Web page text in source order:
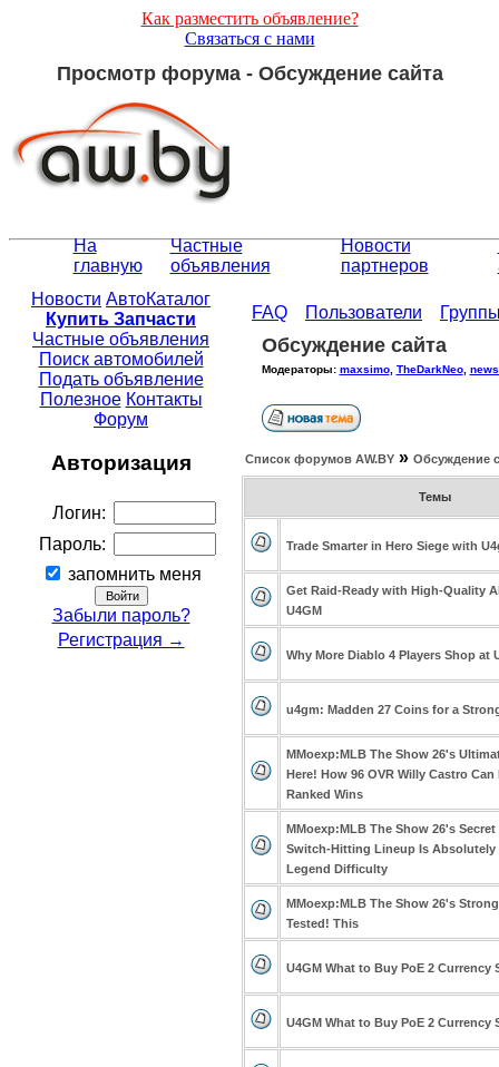
Как разместить объявление?
Связаться с нами
Просмотр форума - Обсуждение сайта
На
главную
Частные
объявления
Новости
партнеров
Новости АвтоКаталог
Купить Запчасти
Частные объявления
Поиск автомобилей
Подать объявление
Полезное Контакты
Форум
Авторизация
Логин:
Пароль:
запомнить меня
Забыли пароль?
Регистрация →
FAQ Пользователи
Обсуждение сайта
Модераторы: maxsimo, TheDarkNeo,
Список форумов АW.BY » Обсуждение
Темы
Trade Smarter in Hero Siege with
Get Raid-Ready with High-Quality
U4GM
Why More Diablo 4 Players Shop at
u4gm: Madden 27 Coins for a
MMoexp:MLB The Show 26's
Here! How 96 OVR Willy Castro
Ranked Wins
MMoexp:MLB The Show 26's
Switch-Hitting Lineup Is Absolutely
Legend Difficulty
MMoexp:MLB The Show 26's
Tested! This
U4GM What to Buy PoE 2 Currency
U4GM What to Buy PoE 2 Currency